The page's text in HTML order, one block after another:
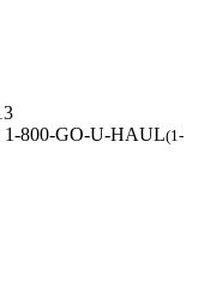
1-800-GO-U-HAUL(1-